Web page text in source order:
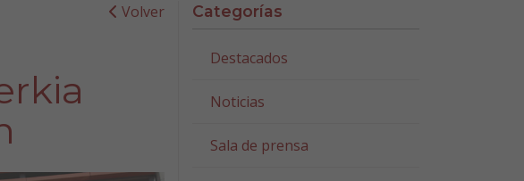
Volver Categorías
Destacados
Noticias
Sala de prensa